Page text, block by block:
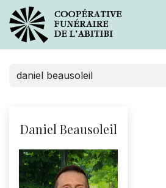
Daniel Beausoleil